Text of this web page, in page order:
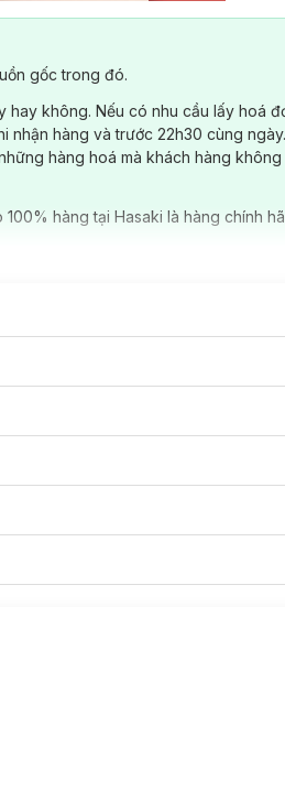
gốc trong đó.
hay không. Nếu có nhu cầu lấy hoá
nhận hàng và trước 22h30 cùng
hàng hoá mà khách hàng
hàng tại Hasaki là hàng chính